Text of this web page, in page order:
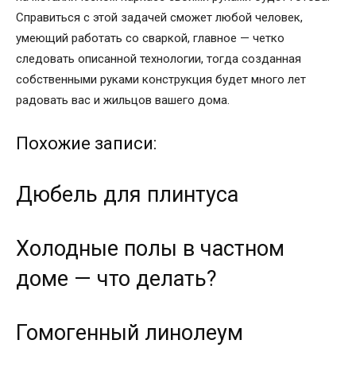
Справиться с этой задачей сможет любой человек,
умеющий работать со сваркой, главное — четко
следовать описанной технологии, тогда созданная
собственными руками конструкция будет много лет
радовать вас и жильцов вашего дома.
Похожие записи:
Дюбель для плинтуса
Холодные полы в частном
доме — что делать?
Гомогенный линолеум